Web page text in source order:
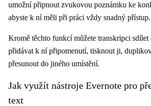
umožní připnout zvukovou poznámku ke
abyste k ní měli při práci vždy snadný přístup.
Kromě těchto funkcí můžete transkripci
přidávat k ní připomenutí, tisknout ji,
přesunout do jiného umístění.
Jak využít nástroje Evernote pro
text